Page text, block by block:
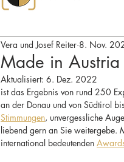
Made in Austria
Vera und Josef Reiter 8. Nov.
Aktualisiert: 6. Dez. 2022
ist das Ergebnis von rund 250
an der Donau und von Südtirol
Stimmungen, unvergessliche
liebend gern an Sie weitergebe.
international bedeutenden